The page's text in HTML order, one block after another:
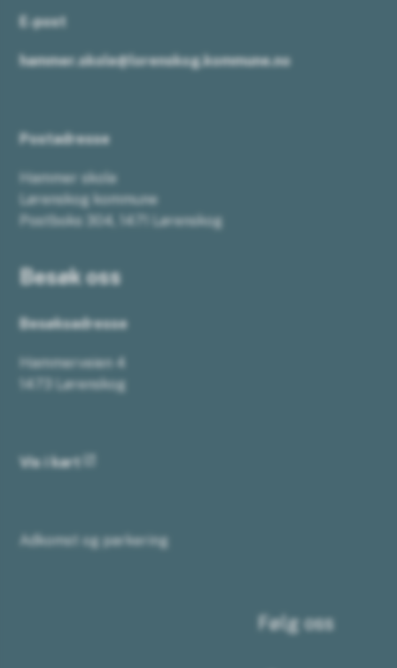
E-post
hammer.skole@lorenskog.kommune.no
Postadresse
Hammer skole
Lørenskog kommune
Postboks 304, 1471 Lørenskog
Besøk oss
Besøksadresse
Hammerveien 4
1473 Lørenskog
Vis i kart
Adkomst og parkering
Følg oss